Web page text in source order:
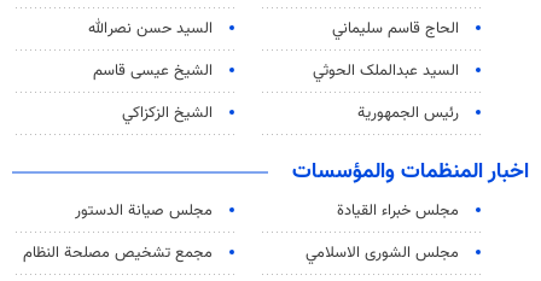
الحاج قاسم سليماني
السيد حسن نصرالله
السید عبدالملک الحوثي
الشيخ عيسى قاسم
رئيس الجمهورية
الشيخ الزكزاكي
اخبار المنظمات والمؤسسات
مجلس خبراء القيادة
مجلس صيانة الدستور
مجلس الشورى الاسلامي
مجمع تشخيص مصلحة النظام